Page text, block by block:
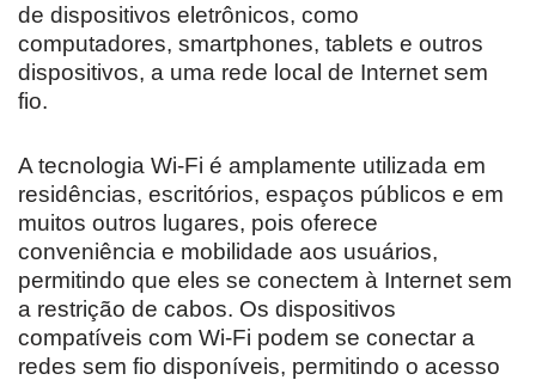
de dispositivos eletrônicos, como
computadores, smartphones, tablets e outros
dispositivos, a uma rede local de Internet sem
fio.
A tecnologia Wi-Fi é amplamente utilizada em
residências, escritórios, espaços públicos e em
muitos outros lugares, pois oferece
conveniência e mobilidade aos usuários,
permitindo que eles se conectem à Internet sem
a restrição de cabos. Os dispositivos
compatíveis com Wi-Fi podem se conectar a
redes sem fio disponíveis, permitindo o acesso